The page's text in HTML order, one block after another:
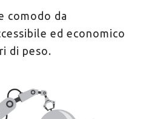
comodo da
ed economico
di peso.